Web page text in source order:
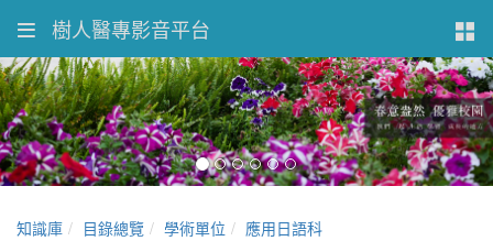
樹人醫專影音平台
知識庫 目錄總覽 學術單位 應用日語科